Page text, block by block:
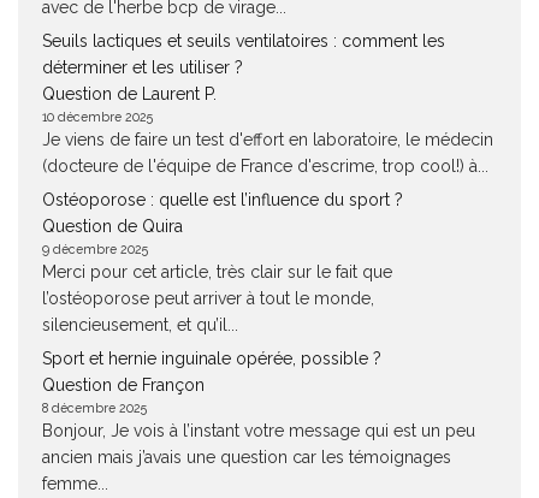
avec de l'herbe bcp de virage...
Seuils lactiques et seuils ventilatoires : comment les
déterminer et les utiliser ?
Question de Laurent P.
10 décembre 2025
Je viens de faire un test d'effort en laboratoire, le médecin
(docteure de l'équipe de France d'escrime, trop cool!) à...
Ostéoporose : quelle est l’influence du sport ?
Question de Quira
9 décembre 2025
Merci pour cet article, très clair sur le fait que
l’ostéoporose peut arriver à tout le monde,
silencieusement, et qu’il...
Sport et hernie inguinale opérée, possible ?
Question de Françon
8 décembre 2025
Bonjour, Je vois à l’instant votre message qui est un peu
ancien mais j’avais une question car les témoignages
femme...